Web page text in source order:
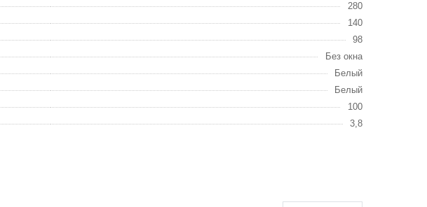
280
140
98
Без окна
Белый
Белый
100
3,8